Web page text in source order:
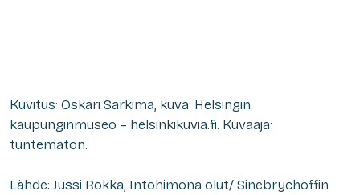
Kuvitus: Oskari Sarkima, kuva: Helsingin
kaupunginmuseo – helsinkikuvia.fi. Kuvaaja:
tuntematon.
Lähde: Jussi Rokka, Intohimona olut/ Sinebrychoffin